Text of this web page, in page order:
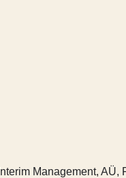
Interim Management, AÜ,